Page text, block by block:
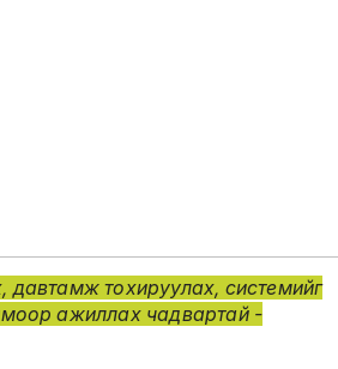
тохируулах, системийг
ажиллах чадвартай -